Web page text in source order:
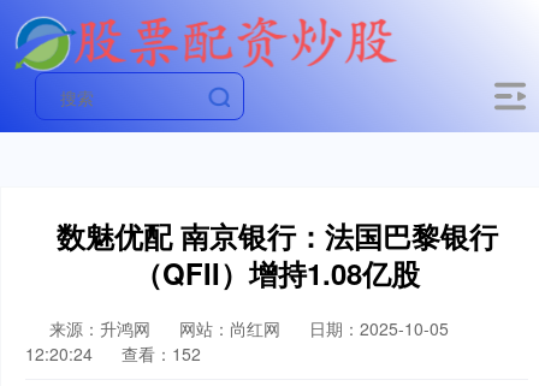
数魅优配 南京银行：法国巴黎银行
（QFII）增持1.08亿股
来源：升鸿网 网站：尚红网
日期：2025-10-05
12:20:24
查看：152